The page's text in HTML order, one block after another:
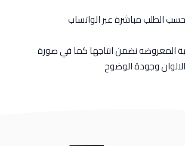
الطلب مباشرة عبر الواتساب
المعروضه نضمن انتاجها كما في صورة
وجودة الوضوح